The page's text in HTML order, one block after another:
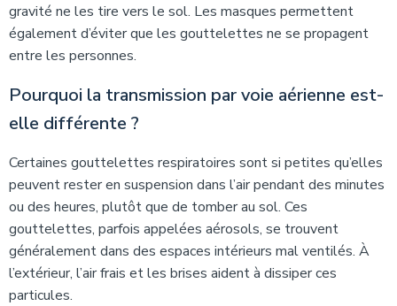
gravité ne les tire vers le sol. Les masques permettent
également d’éviter que les gouttelettes ne se propagent
entre les personnes.
Pourquoi la transmission par voie aérienne est-
elle différente ?
Certaines gouttelettes respiratoires sont si petites qu’elles
peuvent rester en suspension dans l’air pendant des minutes
ou des heures, plutôt que de tomber au sol. Ces
gouttelettes, parfois appelées aérosols, se trouvent
généralement dans des espaces intérieurs mal ventilés. À
l’extérieur, l’air frais et les brises aident à dissiper ces
particules.